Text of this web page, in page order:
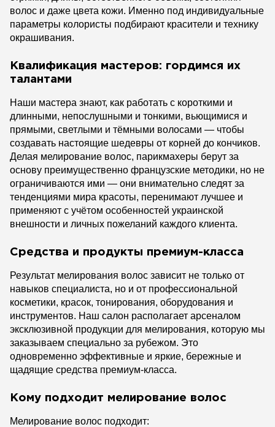
волос и даже цвета кожи. Именно под индивидуальные
параметры колористы подбирают красители и технику
окрашивания.
Квалификация мастеров: гордимся их
талантами
Наши мастера знают, как работать с короткими и
длинными, непослушными и тонкими, вьющимися и
прямыми, светлыми и тёмными волосами — чтобы
создавать настоящие шедевры от корней до кончиков.
Делая мелирование волос, парикмахеры берут за
основу преимущественно французские методики, но не
ограничиваются ими — они внимательно следят за
тенденциями мира красоты, перенимают лучшее и
применяют с учётом особенностей украинской
внешности и личных пожеланий каждого клиента.
Средства и продукты премиум-класса
Результат мелирования волос зависит не только от
навыков специалиста, но и от профессиональной
косметики, красок, тонирования, оборудования и
инструментов. Наш салон располагает арсеналом
эксклюзивной продукции для мелирования, которую мы
заказываем специально за рубежом. Это
одновременно эффективные и яркие, бережные и
щадящие средства премиум-класса.
Кому подходит мелирование волос
Мелирование волос подходит: